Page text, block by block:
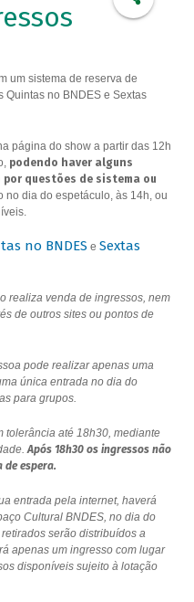
um sistema de reserva de
Quintas no BNDES e Sextas
página do show a partir das 12h
podendo haver alguns
questões de sistema ou
dia do espetáculo, às 14h, ou
no BNDES e Sextas
realiza venda de ingressos, nem
de outros sites ou pontos de
pode realizar apenas uma
única entrada no dia do
para grupos.
tolerância até 18h30, mediante
Após 18h30 os ingressos não
espera.
entrada pela internet, haverá
Cultural BNDES, no dia do
serão distribuídos a
apenas um ingresso com lugar
disponíveis sujeito à lotação